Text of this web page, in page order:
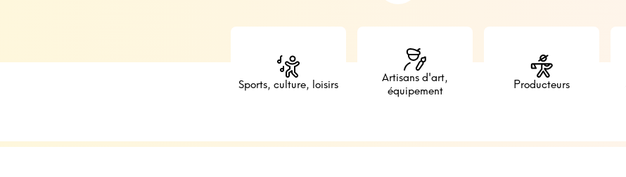
Sports, culture, loisirs
Artisans d'art,
équipement
Producteurs